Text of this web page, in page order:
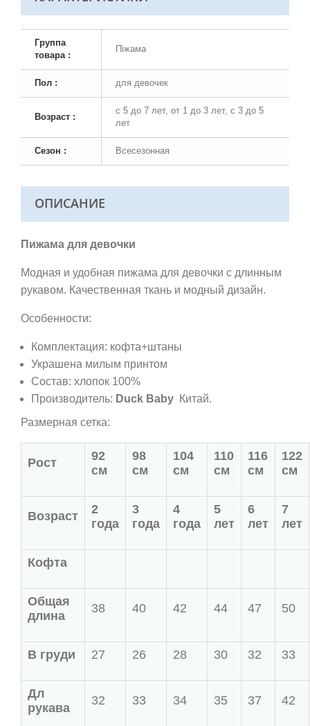
Группа
товара :
Піжама
Пол : для девочек
Возраст :
с 5 до 7 лет, от 1 до 3 лет, с 3 до 5
лет
Сезон : Всесезонная
ОПИСАНИЕ
Пижама для девочки
Модная и удобная пижама для девочки с длинным
рукавом. Качественная ткань и модный дизайн.
Особенности:
Комплектация: кофта+штаны
Украшена милым принтом
Состав: хлопок 100%
Производитель: Duck Baby Китай.
Размерная сетка:
Рост
92
см
98
см
104
см
110
см
116
см
122
см
Возраст
2
года
3
года
4
года
5
лет
6
лет
7
лет
Кофта
Общая
длина
38 40 42 44 47 50
В груди 27 26 28 30 32 33
Дл
рукава
32 33 34 35 37 42